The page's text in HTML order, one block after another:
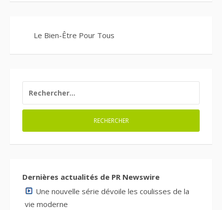
Le Bien-Être Pour Tous
Dernières actualités de PR Newswire
Une nouvelle série dévoile les coulisses de la
vie moderne